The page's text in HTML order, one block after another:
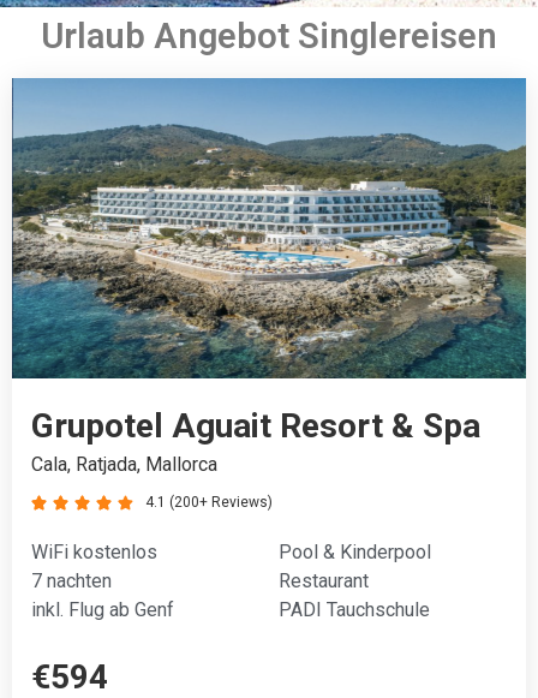
Urlaub Angebot Singlereisen
Grupotel Aguait Resort & Spa
Cala, Ratjada, Mallorca
4.1 (200+ Reviews)
    
WiFi kostenlos
Pool & Kinderpool
7 nachten
Restaurant
inkl. Flug ab Genf
PADI Tauchschule
€594